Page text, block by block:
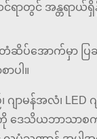
ာတွင် အန္တရာယ်ရှိ
ပ်အောက်မှာ ပြခ
ပါ။
ာမန်အလံ၊ LED ဂ
းကို ဒေသိယဘာသာစက